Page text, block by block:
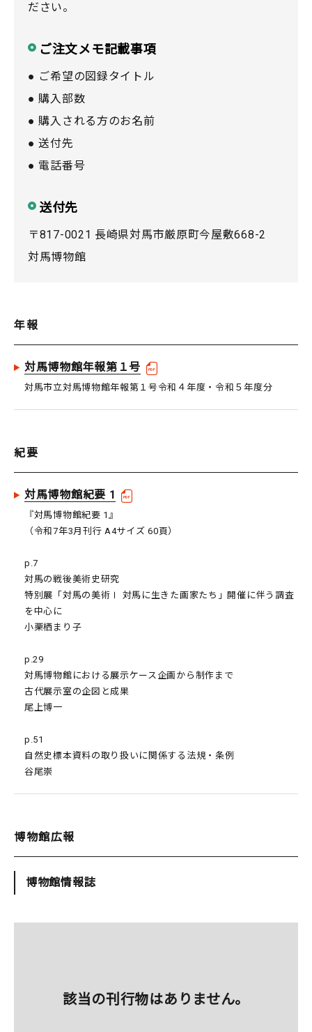
ださい。
ご注文メモ記載事項
● ご希望の図録タイトル
● 購入部数
● 購入される方のお名前
● 送付先
● 電話番号
送付先
〒817-0021 長崎県対馬市厳原町今屋敷668-2
対馬博物館
年報
対馬博物館年報第１号
対馬市立対馬博物館年報第１号令和４年度・令和５年度分
紀要
対馬博物館紀要 1
『対馬博物館紀要 1』
（令和7年3月刊行 A4サイズ 60頁）
p.7
対馬の戦後美術史研究
特別展「対馬の美術Ⅰ 対馬に生きた画家たち」開催に伴う調査
を中心に
小栗栖まり子
p.29
対馬博物館における展示ケース企画から制作まで
古代展示室の企図と成果
尾上博一
p.51
自然史標本資料の取り扱いに関係する法規・条例
谷尾崇
博物館広報
博物館情報誌
該当の刊行物はありません。